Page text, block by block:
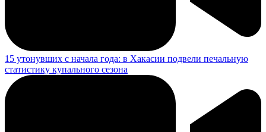
15 утонувших с начала года: в Хакасии подвели печальную
статистику купального сезона